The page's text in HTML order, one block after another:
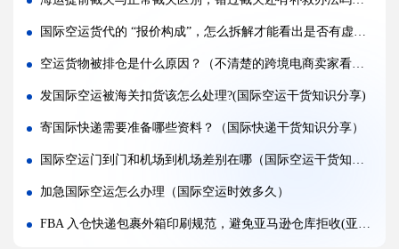
国际快递频繁被扣件，到底该如何降低扣关概率?(国际快递干货知识分享)
空运订舱后被航司甩舱，该怎么应急处理（国际空运干货知识分享）
空运货物派送失败，包裹会被如何处置?（不清楚的外贸人看过来）
加急国际空运真的能提速，靠谱吗?(国际空运干货知识分享)
FBA 空运出现丢件破损，理赔流程怎么走（国际空运干货知识分享）
国际空运货代的 “报价构成”，怎么拆解才能看出是否有虚报价格（国际空运干货知识分享）
空运货物被排仓是什么原因？（不清楚的跨境电商卖家看过来）
发国际空运被海关扣货该怎么处理?(国际空运干货知识分享)
寄国际快递需要准备哪些资料？（国际快递干货知识分享）
国际空运门到门和机场到机场差别在哪（国际空运干货知识分享）
加急国际空运怎么办理（国际空运时效多久）
FBA 入仓快递包裹外箱印刷规范，避免亚马逊仓库拒收(亚马逊物流干货知识分享)